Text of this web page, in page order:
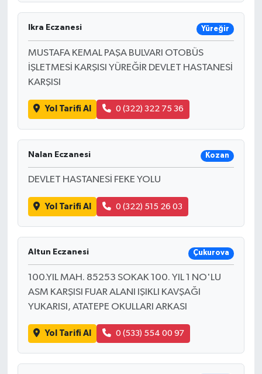
Ikra Eczanesi Yüreğir
MUSTAFA KEMAL PAŞA BULVARI OTOBÜS
İŞLETMESİ KARŞISI YÜREĞİR DEVLET HASTANESİ
KARŞISI
Yol Tarifi Al 0 (322) 322 75 36
Nalan Eczanesi Kozan
DEVLET HASTANESİ FEKE YOLU
Yol Tarifi Al 0 (322) 515 26 03
Altun Eczanesi Çukurova
100.YIL MAH. 85253 SOKAK 100. YIL 1 NO'LU
ASM KARŞISI FUAR ALANI IŞIKLI KAVŞAĞI
YUKARISI, ATATEPE OKULLARI ARKASI
Yol Tarifi Al 0 (533) 554 00 97